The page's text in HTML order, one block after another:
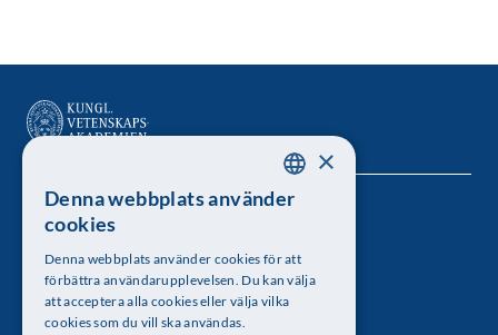
Kungl. Vetenskapsakademien
Besöksadress: Lilla Frescativägen 4A
Telefon: 08-673 95 00
SWEDISH
×
Denna webbplats använder
cookies
Denna webbplats använder cookies för att
förbättra användarupplevelsen. Du kan välja
att acceptera alla cookies eller välja vilka
cookies som du vill ska användas.